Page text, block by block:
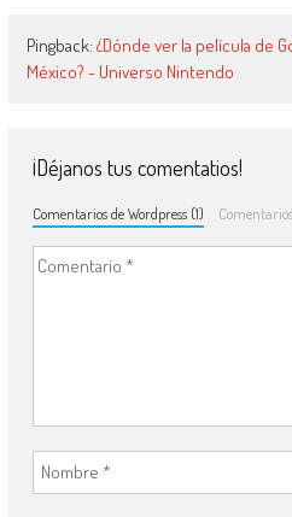
Pingback: ¿Dónde ver la película de
México? - Universo Nintendo
¡Déjanos tus comentatios!
Comentarios de Wordpress (1)